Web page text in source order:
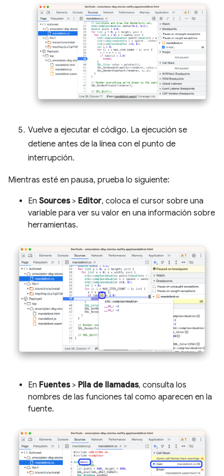
Vuelve a ejecutar el código. La ejecución se
detiene antes de la línea con el punto de
interrupción.
Mientras esté en pausa, prueba lo siguiente:
En Sources> Editor, coloca el cursor sobre una
variable para ver su valor en una información sobre
herramientas.
En Fuentes> Pila de llamadas, consulta los
nombres de las funciones tal como aparecen en la
fuente.